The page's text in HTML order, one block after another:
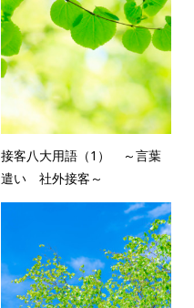
接客八大用語（1） ～言葉
遣い 社外接客～